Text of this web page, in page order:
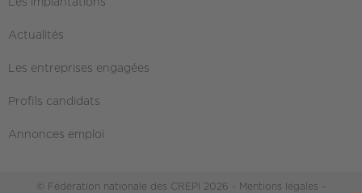
Les implantations
Actualités
Les entreprises engagées
Profils candidats
Annonces emploi
© Fédération nationale des CREPI 2026 - Mentions légales -